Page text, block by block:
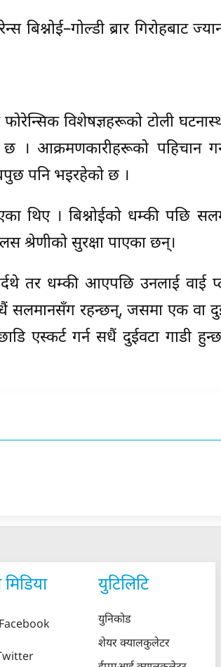
ब्रार गिरोहबाट
विशेषज्ञहरूको टोली
छ । आक्रमणकारीहरूको पहिचान
पनि भइरहेको छ ।
थिए । बिश्नोईको धम्की पछि
श्रेणीको सुरक्षा पाएका छन्।
तर धम्की आएपछि उनलाई वाई
सलमानसँग रहन्छन्, जसमा एक वा
एस्कर्ट गर्न सधैं दुईवटा गाडी
Facebook
युटिलिटि
युनिकोड
शेयर क्यालकुलेटर